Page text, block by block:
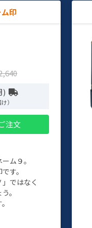
印
)
）
注文
ム９。
す。
ではなく
。